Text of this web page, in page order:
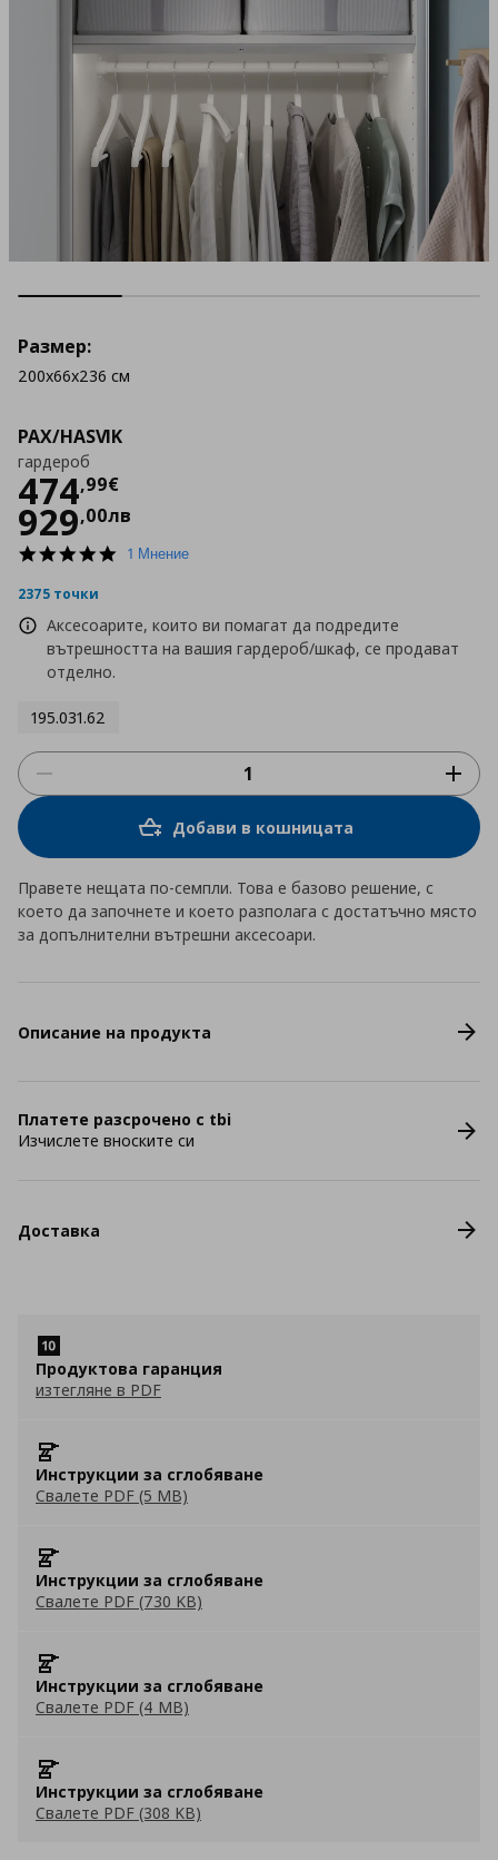
PAX/HASVIK
гардероб
474,99€
Цена474,99 €
929,00лв
5.01 Мнение
2375 точки
Аксесоарите, които ви помагат да подредите
вътрешността на вашия гардероб/шкаф, се продават
отделно.
195.031.62
Размер:
200x66x236 см
Добави в кошницата
Правете нещата по-семпли. Това е базово решение, с
което да започнете и което разполага с достатъчно място
за допълнителни вътрешни аксесоари.
Описание на продукта
Платете разсрочено с tbi
Изчислете вноските си
Доставка
Продуктова гаранция
изтегляне в PDF
Инструкции за сглобяване
Свалете PDF (5 MB)
Инструкции за сглобяване
Свалете PDF (730 KB)
Инструкции за сглобяване
Свалете PDF (4 MB)
Инструкции за сглобяване
Свалете PDF (308 KB)